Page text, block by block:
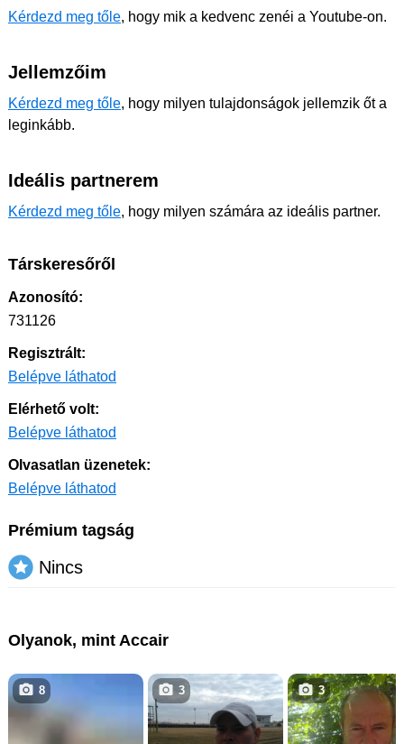
Kérdezd meg tőle, hogy mik a kedvenc zenéi a Youtube-on.
Jellemzőim
Kérdezd meg tőle, hogy milyen tulajdonságok jellemzik őt a
leginkább.
Ideális partnerem
Kérdezd meg tőle, hogy milyen számára az ideális partner.
Társkeresőről
Azonosító:
731126
Regisztrált:
Belépve láthatod
Elérhető volt:
Belépve láthatod
Olvasatlan üzenetek:
Belépve láthatod
Prémium tagság
Nincs
Olyanok, mint Accair
8 3 3